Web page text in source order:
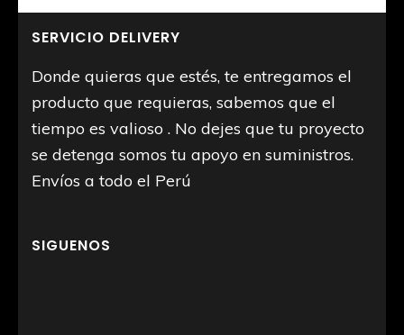
SERVICIO DELIVERY
Donde quieras que estés, te entregamos el
producto que requieras, sabemos que el
tiempo es valioso . No dejes que tu proyecto
se detenga somos tu apoyo en suministros.
Envíos a todo el Perú
SIGUENOS